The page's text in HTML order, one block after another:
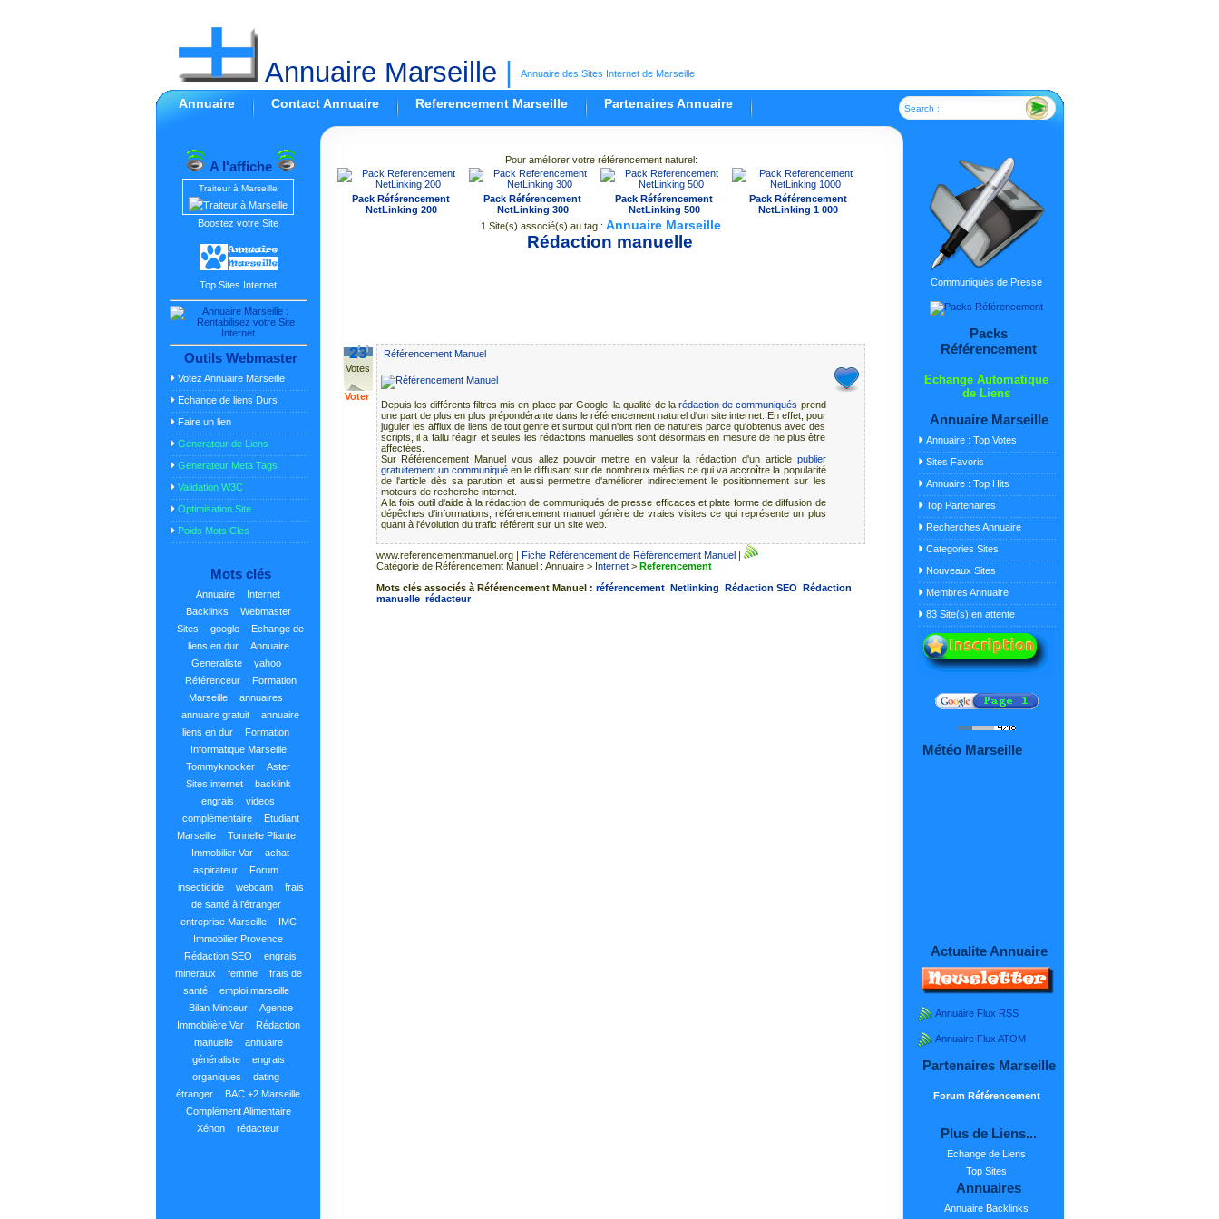
Annuaire Marseille Annuaire des Sites Internet de Marseille
Annuaire Contact Annuaire Referencement Marseille Partenaires Annuaire Search :
A l'affiche
Traiteur à Marseille
Boostez votre Site
Top Sites Internet
Outils Webmaster
Votez Annuaire Marseille
Echange de liens Durs
Faire un lien
Generateur de Liens
Generateur Meta Tags
Validation W3C
Optimisation Site
Poids Mots Cles
Mots clés
Annuaire
Internet
Backlinks
Webmaster
Sites
google
Echange de
liens en dur
Annuaire
Generaliste
yahoo
Référenceur
Formation
Marseille
annuaires
annuaire gratuit
annuaire
liens en dur
Formation
Informatique Marseille
Tommyknocker
Aster
Sites internet
backlink
engrais
videos
complémentaire
Etudiant
Marseille
Tonnelle Pliante
Immobilier Var
achat
aspirateur
Forum
insecticide
webcam
frais
de santé à l’étranger
entreprise Marseille
IMC
Immobilier Provence
Rédaction SEO
engrais
mineraux
femme
frais de
santé
emploi marseille
Bilan Minceur
Agence
Immobilière Var
Rédaction
manuelle
annuaire
généraliste
engrais
organiques
dating
étranger
BAC +2 Marseille
Complément Alimentaire
Xénon
rédacteur
Pour améliorer votre référencement naturel:
Pack Référencement
NetLinking 200
Pack Référencement
NetLinking 300
Pack Référencement
NetLinking 500
Pack Référencement
NetLinking 1 000
1 Site(s) associé(s) au tag : Annuaire Marseille
Rédaction manuelle
23
Votes
Voter
Référencement Manuel
Depuis les différents filtres mis en place par Google, la qualité de la rédaction de communiqués prend
une part de plus en plus prépondérante dans le référencement naturel d'un site internet. En effet, pour
juguler les afflux de liens de tout genre et surtout qui n'ont rien de naturels parce qu'obtenus avec des
scripts, il a fallu réagir et seules les rédactions manuelles sont désormais en mesure de ne plus être
affectées.
Sur Référencement Manuel vous allez pouvoir mettre en valeur la rédaction d'un article publier
gratuitement un communiquéen le diffusant sur de nombreux médias ce qui va accroître la popularité
de l'article dès sa parution et aussi permettre d'améliorer indirectement le positionnement sur les
moteurs de recherche internet.
A la fois outil d'aide à la rédaction de communiqués de presse efficaces et plate forme de diffusion de
dépêches d'informations, référencement manuel génère de vraies visites ce qui représente un plus
quant à l'évolution du trafic référent sur un site web.
www.referencementmanuel.org| Fiche Référencement de Référencement Manuel|
Catégorie de Référencement Manuel : Annuaire > Internet> Referencement
Mots clés associés à Référencement Manuel : référencement Netlinking Rédaction SEO Rédaction
manuelle rédacteur
Communiqués de Presse
Packs
Référencement
Echange Automatique
de Liens
Annuaire Marseille
Annuaire : Top Votes
Sites Favoris
Annuaire : Top Hits
Top Partenaires
Recherches Annuaire
Categories Sites
Nouveaux Sites
Membres Annuaire
83 Site(s) en attente
Météo Marseille
Actualite Annuaire
Annuaire Flux RSS
Annuaire Flux ATOM
Partenaires Marseille
Forum Référencement
Plus de Liens...
Echange de Liens
Top Sites
Annuaires
Annuaire Backlinks